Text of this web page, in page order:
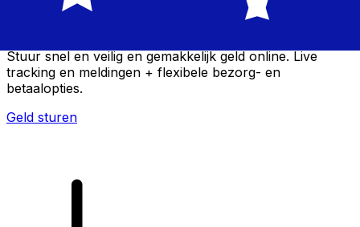
Xe Internationale Geldoverboeking
Stuur snel en veilig en gemakkelijk geld online. Live
tracking en meldingen + flexibele bezorg- en
betaalopties.
Geld sturen